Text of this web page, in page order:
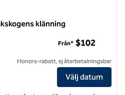
klänning
Inn Raleigh/Town of Wake Forest
Från* $102
Honors-rabatt, ej återbetalningsbar
Välj datum